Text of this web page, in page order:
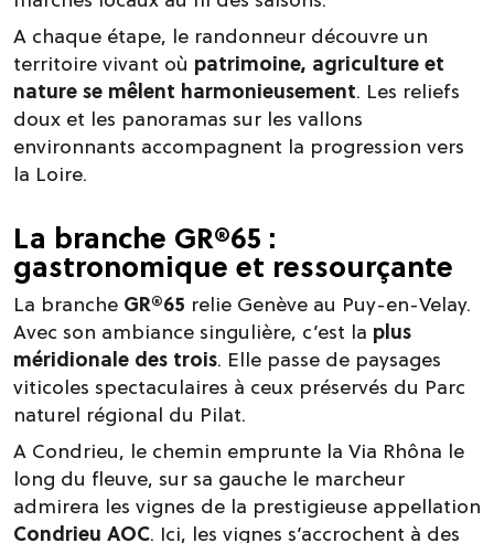
A chaque étape, le randonneur découvre un
territoire vivant où patrimoine, agriculture et
nature se mêlent harmonieusement. Les reliefs
doux et les panoramas sur les vallons
environnants accompagnent la progression vers
la Loire.
La branche GR®65 :
gastronomique et ressourçante
La branche GR®65 relie Genève au Puy-en-Velay.
Avec son ambiance singulière, c’est la plus
méridionale des trois. Elle passe de paysages
viticoles spectaculaires à ceux préservés du Parc
naturel régional du Pilat.
A Condrieu, le chemin emprunte la Via Rhôna le
long du fleuve, sur sa gauche le marcheur
admirera les vignes de la prestigieuse appellation
Condrieu AOC. Ici, les vignes s’accrochent à des